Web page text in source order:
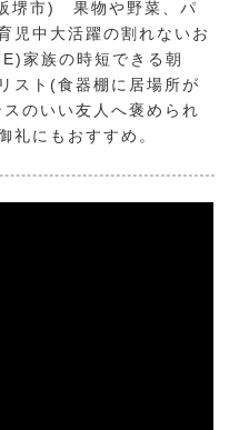
堺市) 果物や野菜、パ
児中大活躍の割れないお
家族の時短できる朝
スト(食器棚に居場所が
のいい友人へ褒められ
礼にもおすすめ。